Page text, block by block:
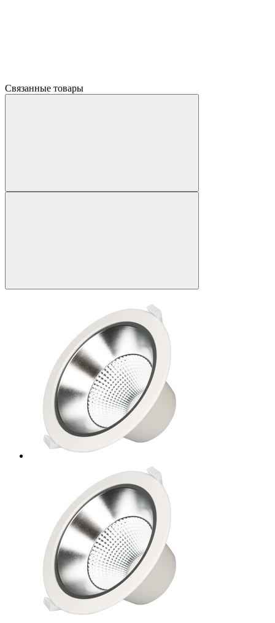
Связанные товары